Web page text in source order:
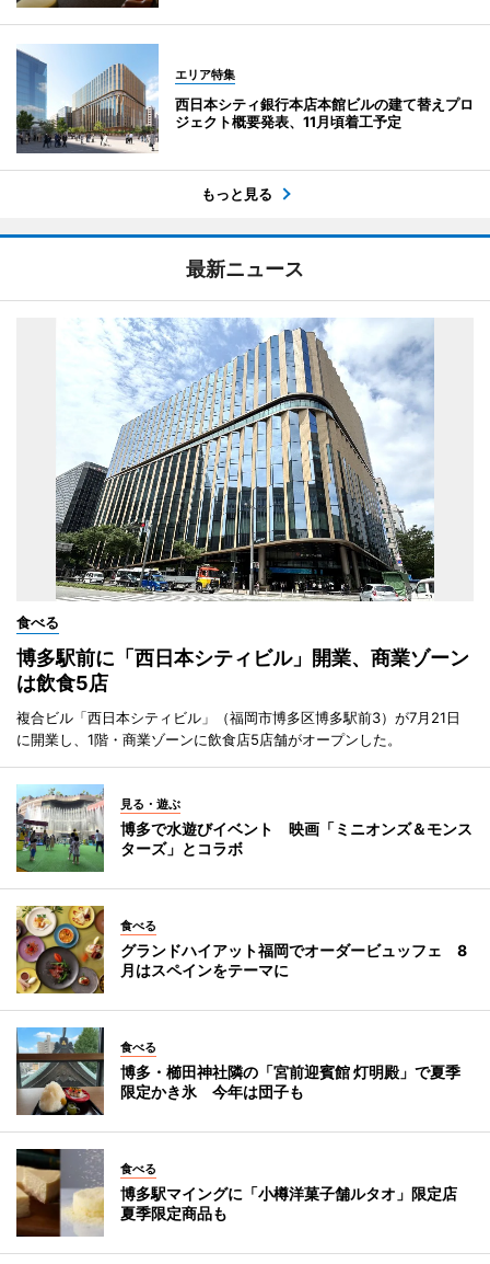
エリア特集
西日本シティ銀行本店本館ビルの建て替えプロ
ジェクト概要発表、11月頃着工予定
もっと見る
最新ニュース
食べる
博多駅前に「西日本シティビル」開業、商業ゾーン
は飲食5店
複合ビル「西日本シティビル」（福岡市博多区博多駅前3）が7月21日
に開業し、1階・商業ゾーンに飲食店5店舗がオープンした。
見る・遊ぶ
博多で水遊びイベント 映画「ミニオンズ＆モンス
ターズ」とコラボ
食べる
グランドハイアット福岡でオーダービュッフェ 8
月はスペインをテーマに
食べる
博多・櫛田神社隣の「宮前迎賓館 灯明殿」で夏季
限定かき氷 今年は団子も
食べる
博多駅マイングに「小樽洋菓子舗ルタオ」限定店
夏季限定商品も